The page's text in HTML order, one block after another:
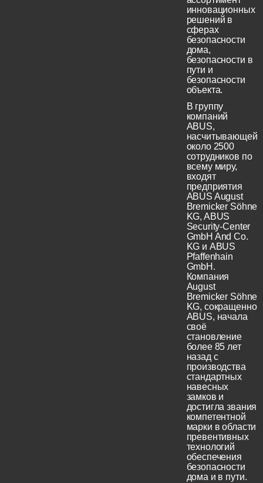
инновационных
решений в
сферах
безопасности
дома,
безопасности в
пути и
безопасности
объекта.
В группу
компаний
ABUS,
насчитывающей
около 2500
сотрудников по
всему миру,
входят
предприятия
ABUS August
Bremicker Söhne
KG, ABUS
Security-Center
GmbH And Co.
KG и ABUS
Pfaffenhain
GmbH.
Компания
August
Bremicker Söhne
KG, сокращенно
ABUS, начала
своё
становление
более 85 лет
назад с
производства
стандартных
навесных
замков и
достигла звания
компетентной
марки в области
превентивных
технологий
обеспечения
безопасности
дома и в пути.